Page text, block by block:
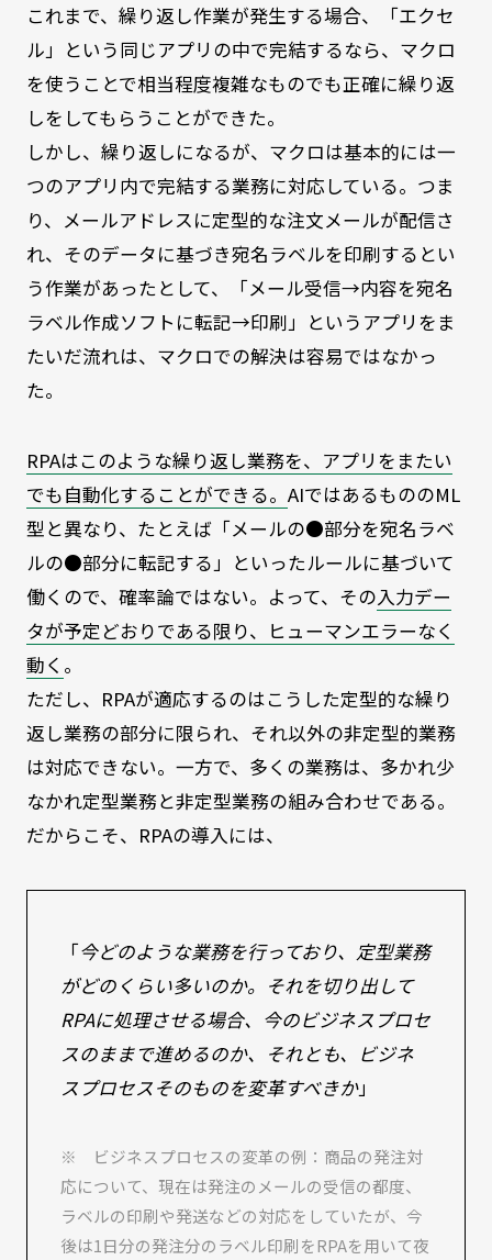
これまで、繰り返し作業が発生する場合、「エクセ
ル」という同じアプリの中で完結するなら、マクロ
を使うことで相当程度複雑なものでも正確に繰り返
しをしてもらうことができた。
しかし、繰り返しになるが、マクロは基本的には一
つのアプリ内で完結する業務に対応している。つま
り、メールアドレスに定型的な注文メールが配信さ
れ、そのデータに基づき宛名ラベルを印刷するとい
う作業があったとして、「メール受信→内容を宛名
ラベル作成ソフトに転記→印刷」というアプリをま
たいだ流れは、マクロでの解決は容易ではなかっ
た。
RPAはこのような繰り返し業務を、アプリをまたい
でも自動化することができる。 AIではあるもののML
型と異なり、たとえば「メールの●部分を宛名ラベ
ルの●部分に転記する」といったルールに基づいて
働くので、確率論ではない。よって、その入力デー
タが予定どおりである限り、ヒューマンエラーなく
動く 。
ただし、RPAが適応するのはこうした定型的な繰り
返し業務の部分に限られ、それ以外の非定型的業務
は対応できない。一方で、多くの業務は、多かれ少
なかれ定型業務と非定型業務の組み合わせである。
だからこそ、RPAの導入には、
「今どのような業務を行っており、定型業務
がどのくらい多いのか。それを切り出して
RPAに処理させる場合、今のビジネスプロセ
スのままで進めるのか、それとも、ビジネ
スプロセスそのものを変革すべきか」
※ ビジネスプロセスの変革の例：商品の発注対
応について、現在は発注のメールの受信の都度、
ラベルの印刷や発送などの対応をしていたが、今
後は1日分の発注分のラベル印刷をRPAを用いて夜